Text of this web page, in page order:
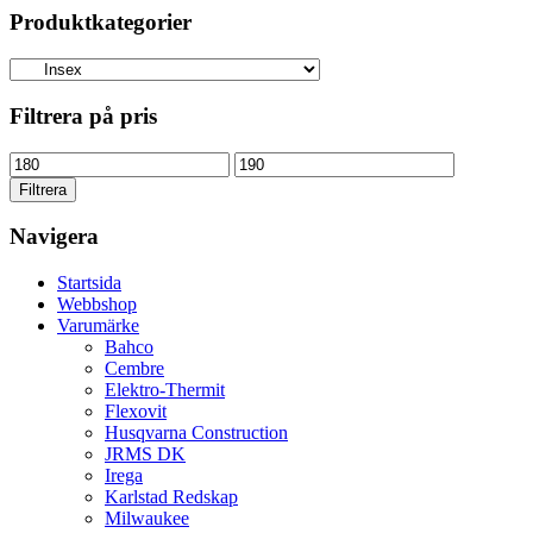
Produktkategorier
Filtrera på pris
Min
pris
Max
pris
Filtrera
Navigera
Startsida
Webbshop
Varumärke
Bahco
Cembre
Elektro-Thermit
Flexovit
Husqvarna Construction
JRMS DK
Irega
Karlstad Redskap
Milwaukee